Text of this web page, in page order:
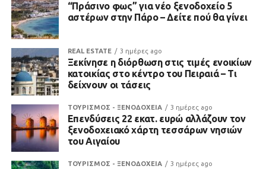
“Πράσινο φως” για νέο ξενοδοχείο 5
αστέρων στην Πάρο – Δείτε πού θα γίνει
REAL ESTATE 3 ημέρες ago
Ξεκίνησε η διόρθωση στις τιμές ενοικίων
κατοικίας στο κέντρο του Πειραιά – Τι
δείχνουν οι τάσεις
ΤΟΥΡΙΣΜΟΣ - ΞΕΝΟΔΟΧΕΙΑ 3 ημέρες ago
Επενδύσεις 22 εκατ. ευρώ αλλάζουν τον
ξενοδοχειακό χάρτη τεσσάρων νησιών
του Αιγαίου
ΤΟΥΡΙΣΜΟΣ - ΞΕΝΟΔΟΧΕΙΑ 3 ημέρες ago